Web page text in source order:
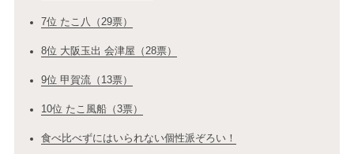
7位 たこ八（29票）
8位 大阪玉出 会津屋（28票）
9位 甲賀流（13票）
10位 たこ風船（3票）
食べ比べずにはいられない個性派ぞろい！